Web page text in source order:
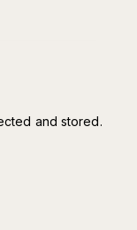
and stored.